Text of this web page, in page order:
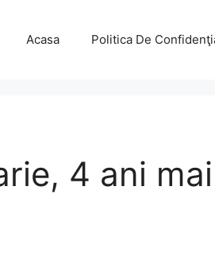
Acasa Politica De
4 ani mai